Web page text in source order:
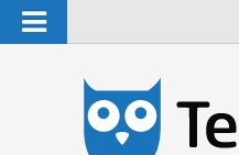
Navigation